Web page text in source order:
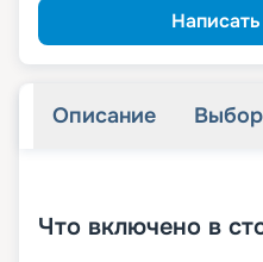
Описание
Что включено в